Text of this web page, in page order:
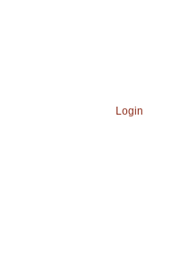
Login